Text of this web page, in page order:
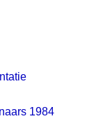
1984